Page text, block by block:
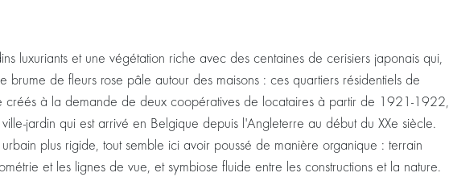
luxuriants et une végétation riche avec des centaines de cerisiers japonais qui,
brume de fleurs rose pâle autour des maisons : ces quartiers résidentiels de
créés à la demande de deux coopératives de locataires à partir de 1921-1922,
jardin qui est arrivé en Belgique depuis l'Angleterre au début du XXe siècle.
plus rigide, tout semble ici avoir poussé de manière organique : terrain
et les lignes de vue, et symbiose fluide entre les constructions et la nature.